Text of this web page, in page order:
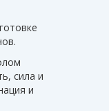
сила и
и